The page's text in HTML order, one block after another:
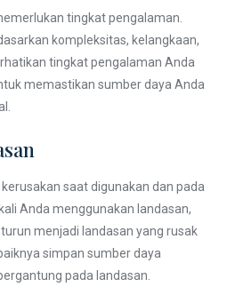
tingkat pengalaman.
kompleksitas, kelangkaan,
tingkat pengalaman Anda
memastikan sumber daya Anda
saat digunakan dan pada
Anda menggunakan landasan,
menjadi landasan yang rusak
simpan sumber daya
pada landasan.